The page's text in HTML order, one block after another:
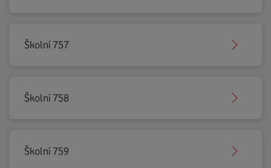
Školní 757
Školní 758
Školní 759